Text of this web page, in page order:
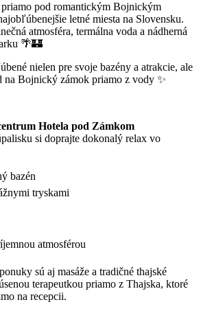
pod romantickým Bojnickým
letné miesta na Slovensku.
atmosféra, termálna voda a nádherná
🌴🏰
nielen pre svoje bazény a atrakcie, ale
Bojnický zámok priamo z vody ✨
Hotela pod Zámkom
si doprajte dokonalý relax vo
bazén
tryskami
atmosférou
sú aj masáže a tradičné thajské
terapeutkou priamo z Thajska, ktoré
na recepcii.